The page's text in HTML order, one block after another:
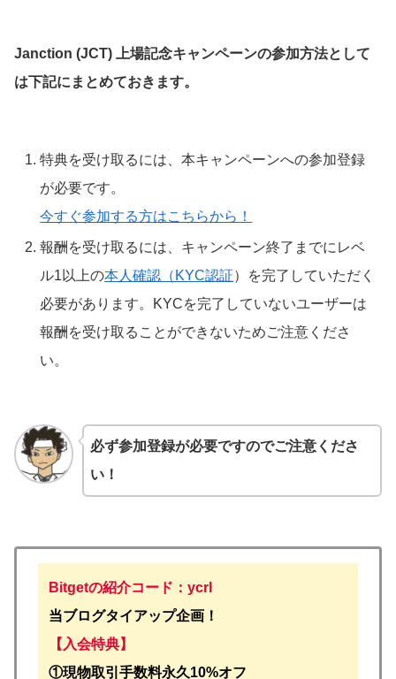
Janction (JCT) 上場記念キャンペーンの参加方法として
は下記にまとめておきます。
特典を受け取るには、本キャンペーンへの参加登録
が必要です。
今すぐ参加する方はこちらから！
報酬を受け取るには、キャンペーン終了までにレベ
ル1以上の本人確認（KYC認証）を完了していただく
必要があります。KYCを完了していないユーザーは
報酬を受け取ることができないためご注意くださ
い。
必ず参加登録が必要ですのでご注意くださ
い！
Bitgetの紹介コード：ycrl
当ブログタイアップ企画！
【入会特典】
①現物取引手数料永久10%オフ